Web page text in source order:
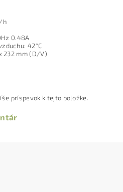
h
0.48A
42°C
232 mm (D/V)
príspevok k tejto položke.